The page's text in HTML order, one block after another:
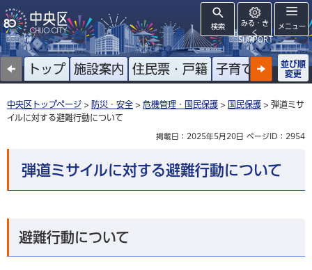
検索
みる・き
く
SUPPORT
メニュー
トップ 施設案内 住民票・戸籍 子育て 高齢者
並び順
変更
中央区トップページ > 防災・安全 > 危機管理・国民保護 > 国民保護 > 弾道ミサ
イルに対する避難行動について
掲載日：2025年5月20日 ページID：2954
弾道ミサイルに対する避難行動について
避難行動について